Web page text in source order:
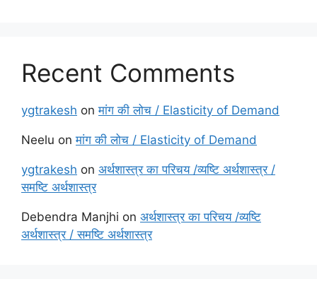
Recent Comments
ygtrakesh onमांग की लोच / Elasticity of Demand
Neelu onमांग की लोच / Elasticity of Demand
ygtrakesh on अर्थशास्त्र का परिचय /व्यष्टि अर्थशास्त्र /
समष्टि अर्थशास्त्र
Debendra Manjhi on अर्थशास्त्र का परिचय /व्यष्टि
अर्थशास्त्र / समष्टि अर्थशास्त्र